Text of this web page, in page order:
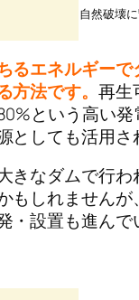
自然破壊
るエネルギーで
方法です。 再生
という高い発
としても活用さ
きなダムで行わ
もしれませんが
・設置も進んで